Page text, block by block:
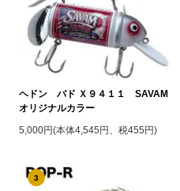
ヘドン バド Ｘ９４１１ SAVAM
オリジナルカラー
5,000円(本体4,545円、税455円)
3